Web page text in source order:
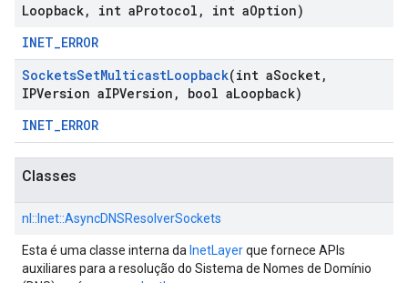
Loopback, int aProtocol , int aOption)
INET_ERROR
SocketsSetMulticastLoopback(int aSocket,
IPVersion aIPVersion , bool aLoopback)
INET_ERROR
Classes
nl:: Inet::AsyncDNSResolverSockets
Esta é uma classe interna da InetLayerque fornece APIs
auxiliares para a resolução do Sistema de Nomes de Domínio